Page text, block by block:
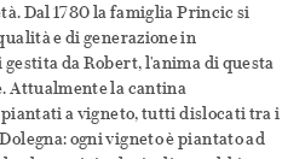
Dal 1780 la famiglia Princic si
e di generazione in
gestita da Robert, l'anima di questa
Attualmente la cantina
a vigneto, tutti dislocati tra i
ogni vigneto è piantato ad